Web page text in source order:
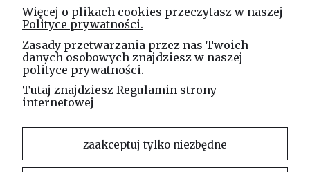
Spółka Jawna
ul. Technologiczna 44
35-213 Rzeszów
e-mail
sklep@elinea.com.pl
Więcej o plikach cookies przeczytasz w naszej
Polityce prywatności.
Zasady przetwarzania przez nas Twoich
danych osobowych znajdziesz w naszej
polityce prywatności.
Tutaj znajdziesz Regulamin strony
internetowej
zaakceptuj tylko niezbędne